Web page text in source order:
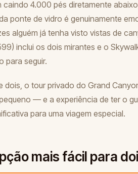
4.000 pés diretamente
ponte de vidro é genuinamente
alguém já tenha visto vistas de
inclui os dois mirantes e o
para seguir.
o tour privado do Grand
— e a experiência de ter o
para uma viagem especial.
mais fácil para